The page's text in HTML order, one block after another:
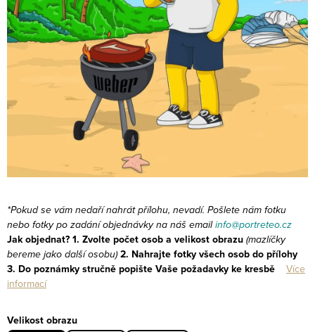
*Pokud se vám nedaří nahrát přílohu, nevadí. Pošlete nám fotku
nebo fotky po zadání objednávky na náš emailinfo@portreteo.cz
Jak objednat? 1. Zvolte počet osob a velikost obrazu (mazlíčky
bereme jako další osobu) 2. Nahrajte fotky všech osob do přílohy
3. Do poznámky stručně popište Vaše požadavky ke kresbě
Více
informací
Velikost obrazu